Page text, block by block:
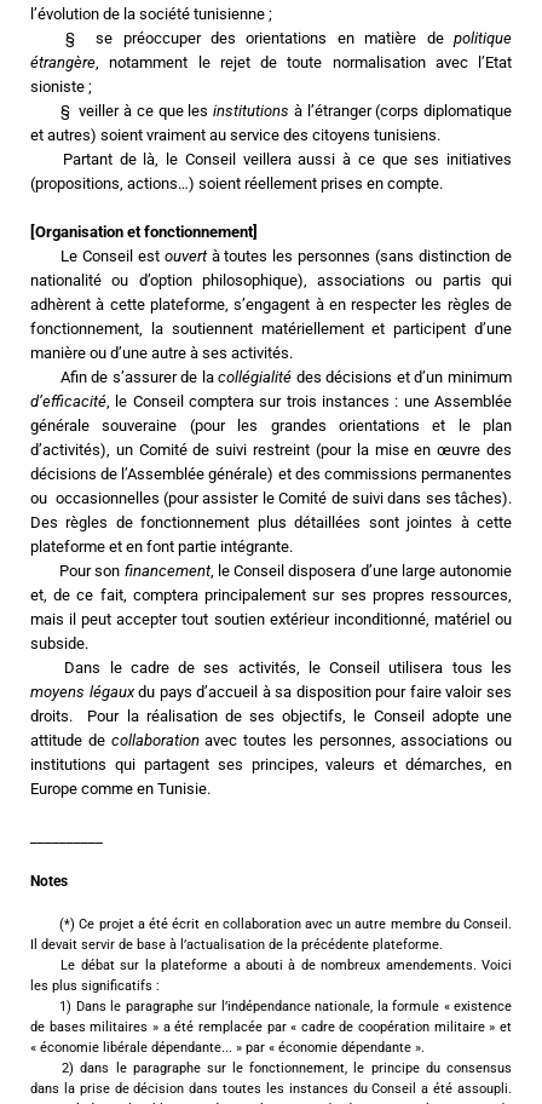
l’évolution de la société tunisienne ;
	§  se préoccuper des orientations en matière de
politique
étrangère, notamment le rejet de toute normalisation avec l’Etat
sioniste ;
	§  veiller à ce que les
institutions à l’étranger (corps diplomatique
et autres) soient vraiment au service des citoyens tunisiens.
(propositions, actions…) soient réellement prises en compte.
[Organisation et fonctionnement]
	Le Conseil est
ouvert à toutes les personnes (sans distinction de
nationalité ou d’option philosophique), associations ou partis qui
adhèrent à cette plateforme, s’engagent à en respecter les règles de
fonctionnement, la soutiennent matériellement et participent d’une
manière ou d’une autre à ses activités.
	Afin de s’assurer de la
collégialité
d’efficacité, le Conseil comptera sur trois instances : une Assemblée
générale souveraine (pour les grandes orientations et le plan
d’activités), un Comité de suivi restreint (pour la mise en œuvre des
décisions de l’Assemblée générale) et des commissions permanentes
ou  occasionnelles (pour assister le Comité de suivi dans ses tâches).
Des règles de fonctionnement plus détaillées sont jointes à cette
plateforme et en font partie intégrante.
	Pour son
financement, le Conseil disposera d’une large autonomie
et, de ce fait, comptera principalement sur ses propres ressources,
mais il peut accepter tout soutien extérieur inconditionné, matériel ou
subside.
moyens légaux du pays d’accueil à sa disposition pour faire valoir ses
droits.  Pour la réalisation de ses objectifs, le Conseil adopte une
attitude de collaboration avec toutes les personnes, associations ou
institutions qui partagent ses principes, valeurs et démarches, en
Europe comme en Tunisie.
Notes
	(*) Ce projet a été écrit en collaboration avec un autre membre du Conseil.
Il devait servir de base à l’actualisation de la précédente plateforme.
	Le débat sur la plateforme a abouti à de nombreux amendements. Voici
les plus significatifs :
de bases militaires » a été remplacée par « cadre de coopération militaire » et
« économie libérale dépendante... » par « économie dépendante ».
	2) dans le paragraphe sur le fonctionnement, le principe du consensus
dans la prise de décision dans toutes les instances du Conseil a été assoupli.